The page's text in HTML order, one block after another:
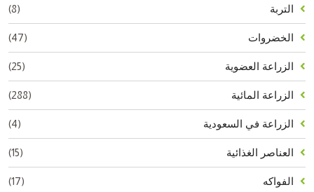
التربة (8)
الخضروات (47)
الزراعة العضوية (25)
الزراعة المائية (288)
الزراعة في السعودية (4)
العناصر الغذائية (15)
الفواكه (17)